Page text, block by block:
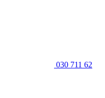
030 711 62